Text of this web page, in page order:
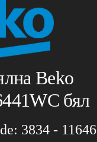
Beko
бял
3834 - 11646